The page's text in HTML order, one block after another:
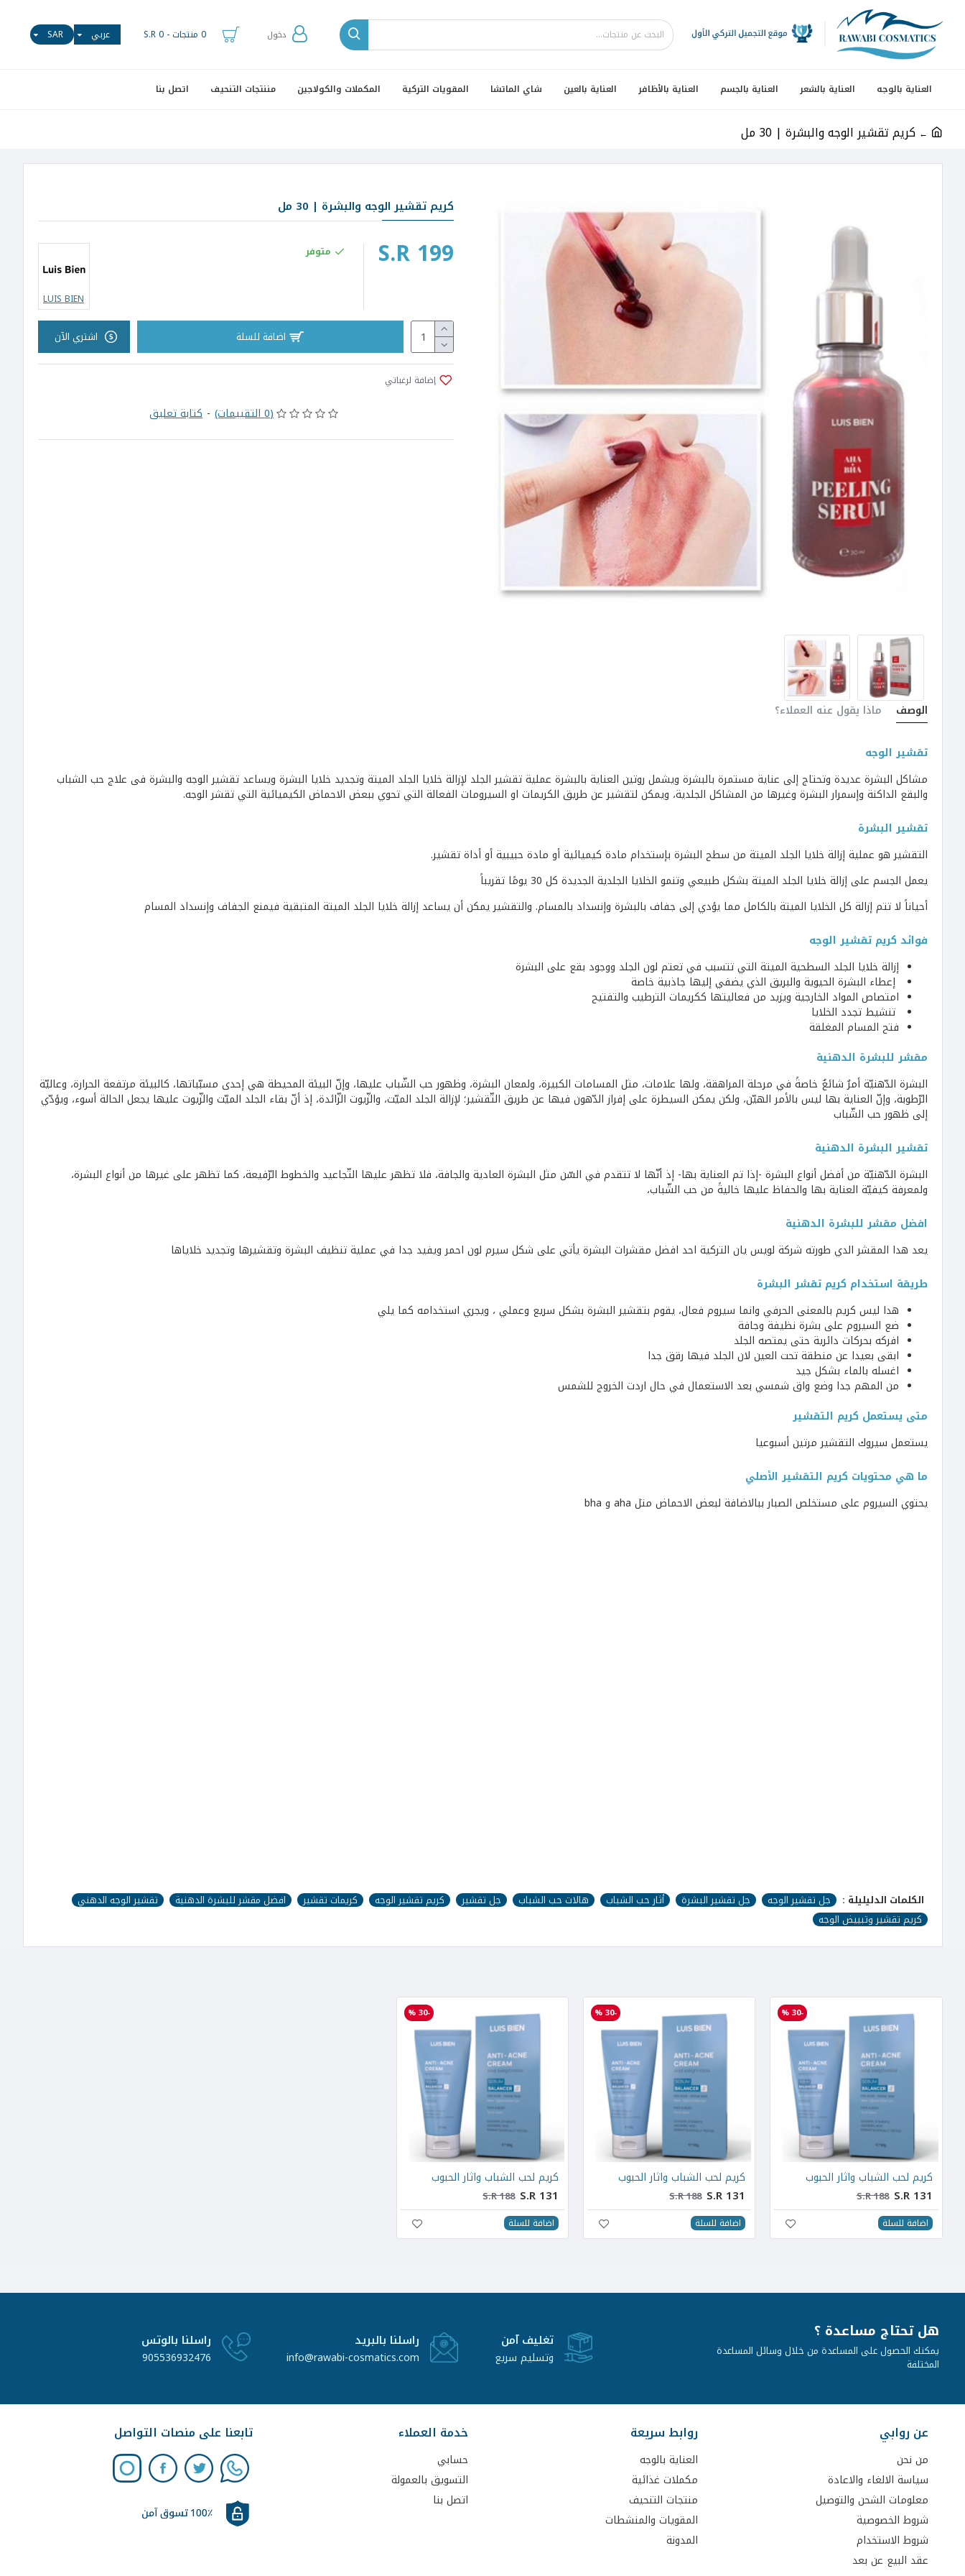
دخول 0 منتجات - S.R 0 عربي SAR
العناية بالوجه العناية بالشعر العناية بالجسم العناية بالأظافر العناية بالعين شاي الماتشا المقويات التركية المكملات والكولاجين مننتجات التنحيف اتصل بنا
كريم تقشير الوجه والبشرة | 30 مل
كريم تقشير الوجه والبشرة | 30 مل
(0 التقييمات) - كتابة تعليق
S.R 199 متوفر
LUIS BIEN
اضافة للسلة اشتري الآن
إضافة لرغباتي
الوصف ماذا يقول عنه العملاء؟
تقشير الوجه
مشاكل البشرة عديدة وتحتاج إلى عناية مستمرة بالبشرة ويشمل روتين العناية بالبشرة عملية تقشير الجلد لإزالة خلايا الجلد الميتة وتجديد خلايا البشرة ويساعد تقشير الوجه والبشرة فى علاج حب الشباب
والبقع الداكنة وإسمرار البشرة وغيرها من المشاكل الجلدية، ويمكن لتقشير عن طريق الكريمات او السيرومات الفعالة التي تحوي ببعض الاحماض الكيميائية التي تقشر الوجه.
تقشير البشرة
التقشير هو عملية إزالة خلايا الجلد الميتة من سطح البشرة بإستخدام مادة كيميائية أو مادة حبيبية أو أداة تقشير.
يعمل الجسم على إزالة خلايا الجلد الميتة بشكل طبيعي وتنمو الخلايا الجلدية الجديدة كل 30 يومًا تقريباً
أحياناً لا تتم إزالة كل الخلايا الميتة بالكامل مما يؤدي إلى جفاف بالبشرة وإنسداد بالمسام. والتقشير يمكن أن يساعد إزالة خلايا الجلد الميتة المتبقية فيمنع الجفاف وإنسداد المسام
فوائد كريم تقشير الوجه
إزالة خلايا الجلد السطحية الميتة التي تتسبب في تعتم لون الجلد ووجود بقع على البشرة
إعطاء البشرة الحيوية والبريق الذي يضفي إليها جاذبية خاصة
امتصاص المواد الخارجية ويزيد من فعاليتها ككريمات الترطيب والتفتيح
تنشيط تجدد الخلايا
فتح المسام المغلقة
مقشر للبشرة الدهنية
البشرة الدّهنيّة أمرٌ شائعٌ خاصةً في مرحلة المراهقة، ولها علامات، مثل المسامات الكبيرة، ولمعان البشرة، وظهور حب الشّباب عليها، وإنّ البيئة المحيطة هي إحدى مسبّباتها، كالبيئة مرتفعة الحرارة، وعاليّة
الرّطوبة، وإنّ العناية بها ليس بالأمر الهيّن، ولكن يمكن السيطرة على إفراز الدّهون فيها عن طريق التّقشير؛ لإزالة الجلد الميّت، والزّيوت الزّائدة، إذ أنّ بقاء الجلد الميّت والزّيوت عليها يجعل الحالة أسوء، ويؤدّي
إلى ظهور حب الشّباب
تقشير البشرة الدهنية
البشرة الدّهنيّة من أفضل أنواع البشرة -إذا تم العناية بها- إذ أنّها لا تتقدم في السّن مثل البشرة العادية والجافة، فلا تظهر عليها التّجاعيد والخطوط الرّفيعة، كما تظهر على غيرها من أنواع البشرة،
ولمعرفة كيفيّة العناية بها والحفاظ عليها خاليةً من حب الشّباب،
افضل مقشر للبشرة الدهنية
يعد هدا المقشر الدي طورته شركة لويس يان التركية احد افضل مقشرات البشرة يأتي على شكل سيرم لون احمر ويفيد جدا في عملية تنظيف البشرة وتقشيرها وتجديد خلاياها
طريقة استخدام كريم تقشر البشرة
هدا ليس كريم بالمعنى الحرفي وانما سيروم فعال، يقوم بتقشير البشرة بشكل سريع وعملي ، ويجري استخدامه كما يلي
ضع السيروم على بشرة نظيفة وجافة
افركه بحركات دائرية حتى يمتصه الجلد
ابقى بعيدا عن منطقة تحت العين لان الجلد فيها رقق جدا
اغسله بالماء بشكل جيد
من المهم جدا وضع واق شمسي بعد الاستعمال في حال اردت الخروج للشمس
متى يستعمل كريم التقشير
يستعمل سيروك التقشير مرتين أسبوعيا
ما هي محتويات كريم التقشير الأصلي
يحتوي السيروم على مستخلص الصبار ببالاضافة لبعض الاحماض متل aha و bha
الكلمات الدليليلة : جل تقشير الوجه جل تقشير البشرة أثار حب الشباب هالات حب الشباب جل تقشير كريم تقشير الوجه كريمات تقشير افضل مقشر للبشرة الدهنية
تقشير الوجه الدهني
كريم تقشير وتبييض الوجه
-30 %
كريم لحب الشباب واثار الحبوب
S.R 131
S.R 188
اضافة للسلة
-30 %
كريم لحب الشباب واثار الحبوب
S.R 131
S.R 188
اضافة للسلة
-30 %
كريم لحب الشباب واثار الحبوب
S.R 131
S.R 188
اضافة للسلة
هل تحتاج مساعدة ؟
يمكنك الحصول على المساعدة من خلال وسائل المساعدة
المختلفة
تغليف آمن
وتسليم سريع
راسلنا بالبريد
info@rawabi-cosmatics.com
راسلنا بالوتس
905536932476
عن روابي
من نحن
سياسة الالغاء والاعادة
معلومات الشحن والتوصيل
شروط الخصوصية
شروط الاستخدام
عقد البيع عن بعد
روابط سريعة
العناية بالوجه
مكملات غذائية
منتجات التنحيف
المقويات والمنشطات
المدونة
خدمة العملاء
حسابي
التسويق بالعمولة
اتصل بنا
تابعنا على منصات التواصل